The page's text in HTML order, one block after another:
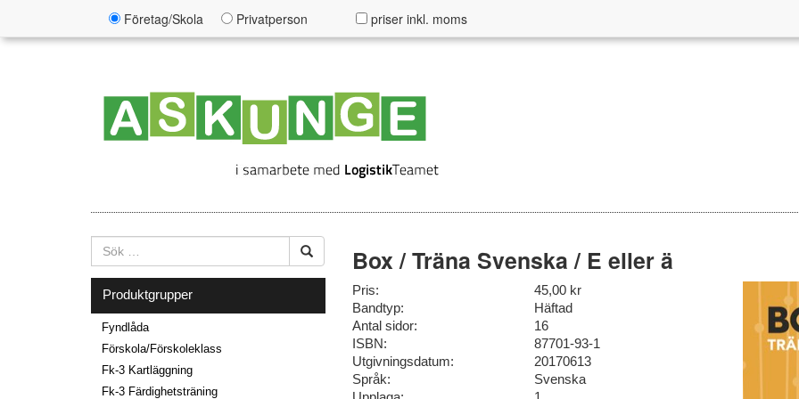
Företag/Skola Privatperson priser inkl. moms
Produktgrupper
Fyndlåda
Förskola/Förskoleklass
Fk-3 Kartläggning
Fk-3 Färdighetsträning
Box / Träna Svenska / E eller ä
Pris:
45,00 kr
Bandtyp:
Häftad
Antal sidor:
16
ISBN:
87701-93-1
Utgivningsdatum:
20170613
Språk:
Svenska